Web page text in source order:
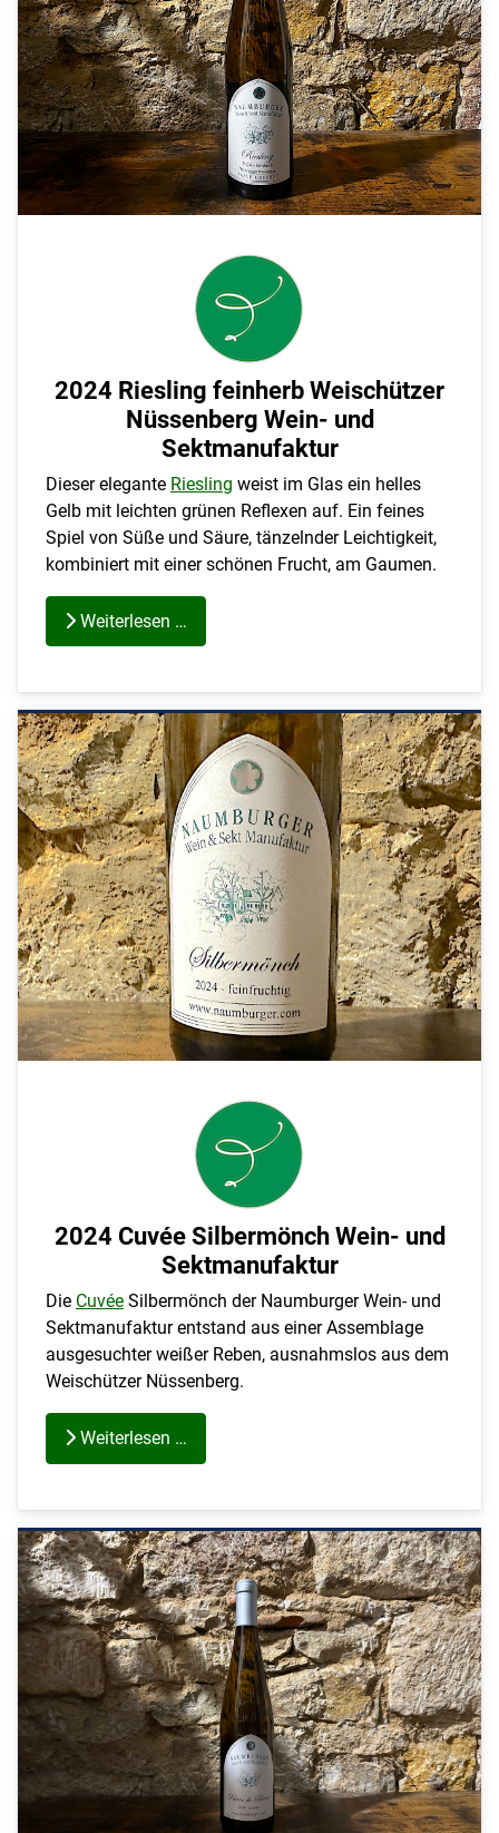
2024 Riesling feinherb Weischützer
Nüssenberg Wein- und
Sektmanufaktur
Dieser elegante Riesling weist im Glas ein helles
Gelb mit leichten grünen Reflexen auf. Ein feines
Spiel von Süße und Säure, tänzelnder Leichtigkeit,
kombiniert mit einer schönen Frucht, am Gaumen.
Weiterlesen …
2024 Cuvée Silbermönch Wein- und
Sektmanufaktur
Die Cuvée Silbermönch der Naumburger Wein- und
Sektmanufaktur entstand aus einer Assemblage
ausgesuchter weißer Reben, ausnahmslos aus dem
Weischützer Nüssenberg.
Weiterlesen …